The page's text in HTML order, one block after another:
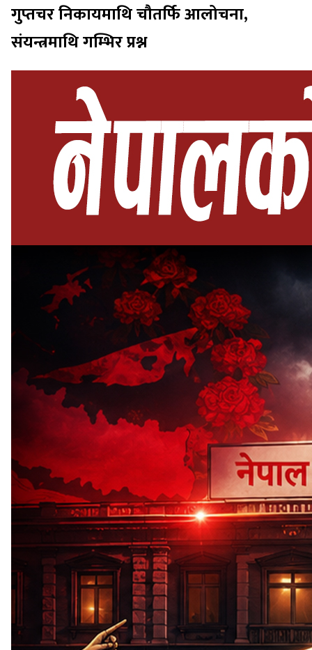
गुप्तचर निकायमाथि चौतर्फि आलोचना,
संयन्त्रमाथि गम्भिर प्रश्न